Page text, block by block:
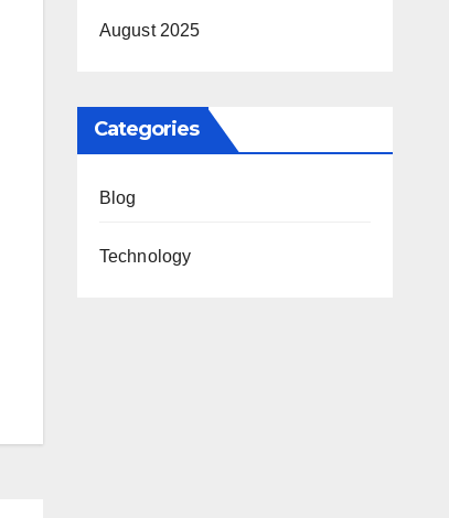
August 2025
Categories
Blog
Technology